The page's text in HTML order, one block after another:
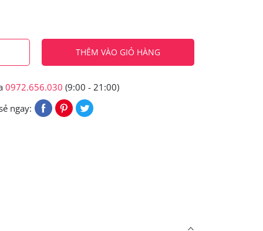
THÊM VÀO GIỎ HÀNG
0972.656.030 (9:00 - 21:00)
ngay: